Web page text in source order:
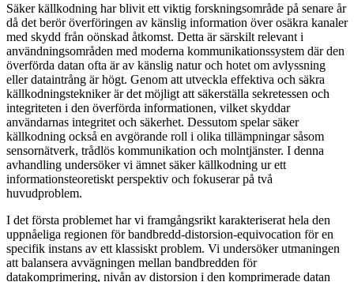
Säker källkodning har blivit ett viktig forskningsområde på senare år
då det berör överföringen av känslig information över osäkra kanaler
med skydd från oönskad åtkomst. Detta är särskilt relevant i
användningsområden med moderna kommunikationssystem där den
överförda datan ofta är av känslig natur och hotet om avlyssning
eller dataintrång är högt. Genom att utveckla effektiva och säkra
källkodningstekniker är det möjligt att säkerställa sekretessen och
integriteten i den överförda informationen, vilket skyddar
användarnas integritet och säkerhet. Dessutom spelar säker
källkodning också en avgörande roll i olika tillämpningar såsom
sensornätverk, trådlös kommunikation och molntjänster. I denna
avhandling undersöker vi ämnet säker källkodning ur ett
informationsteoretiskt perspektiv och fokuserar på två
huvudproblem.
I det första problemet har vi framgångsrikt karakteriserat hela den
uppnåeliga regionen för bandbredd-distorsion-equivocation för en
specifik instans av ett klassiskt problem. Vi undersöker utmaningen
att balansera avvägningen mellan bandbredden för
datakomprimering, nivån av distorsion i den komprimerade datan